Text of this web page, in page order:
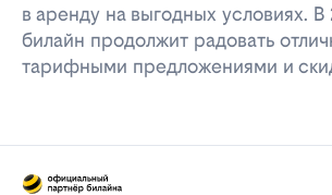
в аренду на выгодных условиях. В
билайн продолжит радовать
тарифными предложениями и